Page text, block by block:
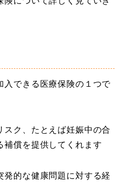
入できる医療保険の１つで
スク、たとえば妊娠中の合
補償を提供してくれます
発的な健康問題に対する経